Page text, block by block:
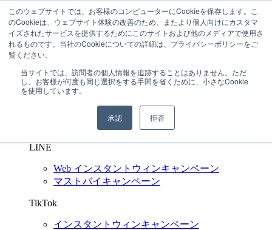
このウェブサイトでは、お客様のコンピューターにCookieを保存します。こ
のCookieは、ウェブサイト体験の改善のため、またより個人向けにカスタマ
イズされたサービスを提供するためにこのサイトおよび他のメディアで使用さ
れるものです。当社のCookieについての詳細は、プライバシーポリシーをご
覧ください。
当サイトでは、訪問者の個人情報を追跡することはありません。ただ
し、お客様が何度も同じ選択をする手間を省くために、小さなCookie
を使用しています。
承認 拒否
03-6272-6480 問い合わせする
SNS キャンペーン支援 Shuttlerock BBF
インスタントウィンキャンペーン
マイレージキャンペーン
マストバイキャンペーン
LINE
Web インスタントウィンキャンペーン
マストバイキャンペーン
TikTok
インスタントウィンキャンペーン